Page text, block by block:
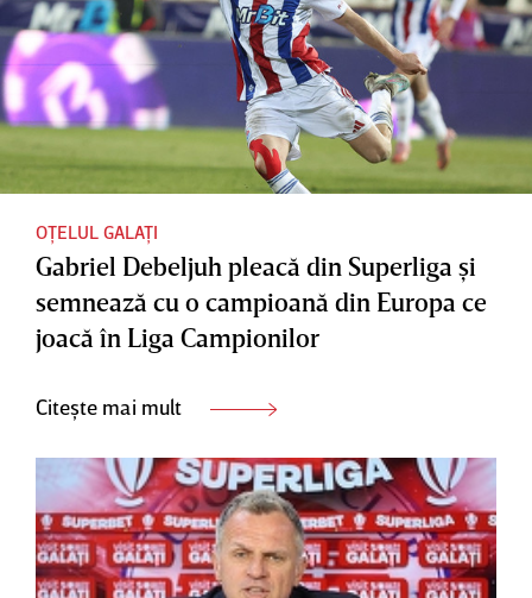
OȚELUL GALAȚI
Gabriel Debeljuh pleacă din Superliga şi
semnează cu o campioană din Europa ce
joacă în Liga Campionilor
Citește mai mult